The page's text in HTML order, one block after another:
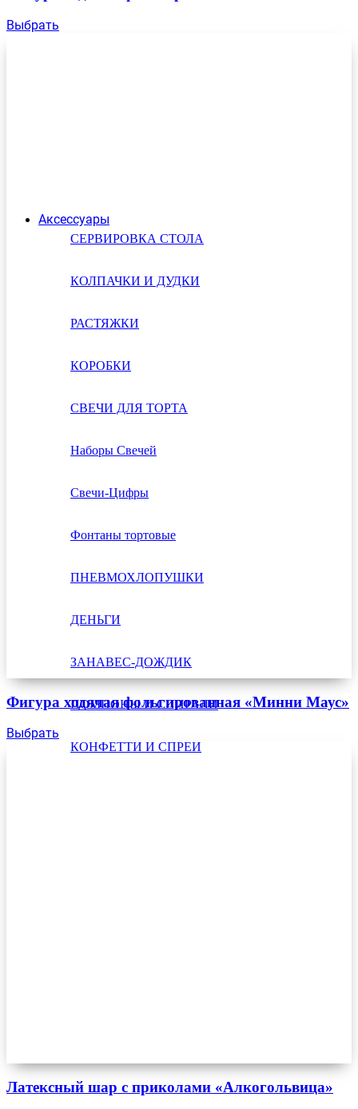
Аксессуары
СЕРВИРОВКА СТОЛА
КОЛПАЧКИ И ДУДКИ
РАСТЯЖКИ
КОРОБКИ
СВЕЧИ ДЛЯ ТОРТА
Наборы Свечей
Свечи-Цифры
Фонтаны тортовые
ПНЕВМОХЛОПУШКИ
ДЕНЬГИ
ЗАНАВЕС-ДОЖДИК
ПОМПОНЫ И СПИРАЛИ
КОНФЕТТИ И СПРЕИ
Выбрать
Фигура ходячая фольгированная «Минни Маус»
Выбрать
Латексный шар с приколами «Алкогольвица»